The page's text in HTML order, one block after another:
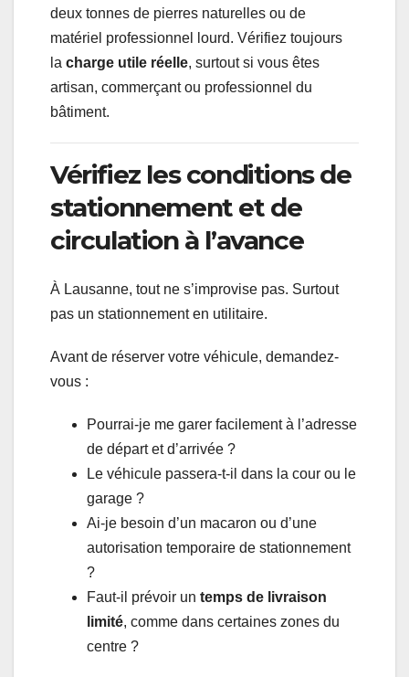
deux tonnes de pierres naturelles ou de
matériel professionnel lourd. Vérifiez toujours
la charge utile réelle, surtout si vous êtes
artisan, commerçant ou professionnel du
bâtiment.
Vérifiez les conditions de
stationnement et de
circulation à l’avance
À Lausanne, tout ne s’improvise pas. Surtout
pas un stationnement en utilitaire.
Avant de réserver votre véhicule, demandez-
vous :
Pourrai-je me garer facilement à l’adresse
de départ et d’arrivée ?
Le véhicule passera-t-il dans la cour ou le
garage ?
Ai-je besoin d’un macaron ou d’une
autorisation temporaire de stationnement
?
Faut-il prévoir un temps de livraison
limité, comme dans certaines zones du
centre ?